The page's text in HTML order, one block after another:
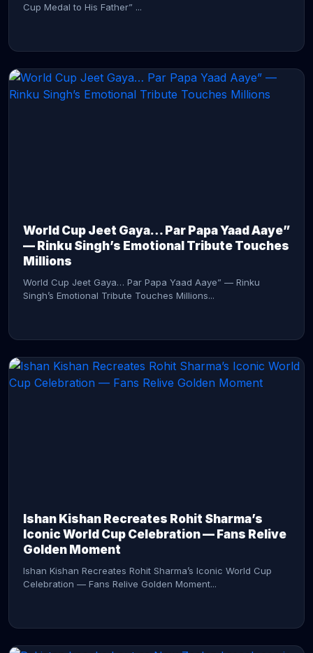
Cup Medal to His Father” ...
World Cup Jeet Gaya… Par Papa Yaad Aaye”
— Rinku Singh’s Emotional Tribute Touches
Millions
World Cup Jeet Gaya… Par Papa Yaad Aaye” — Rinku
Singh’s Emotional Tribute Touches Millions...
Ishan Kishan Recreates Rohit Sharma’s
Iconic World Cup Celebration — Fans Relive
Golden Moment
Ishan Kishan Recreates Rohit Sharma’s Iconic World Cup
Celebration — Fans Relive Golden Moment...